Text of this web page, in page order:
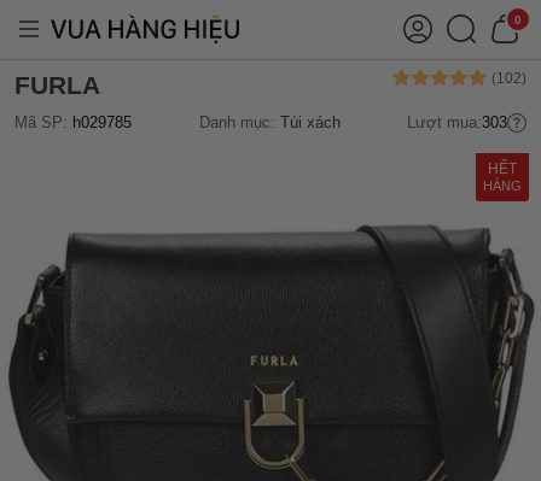
0
FURLA
Mã SP: h029785 Danh mục: Túi xách Lượt mua:303
HẾT
HÀNG